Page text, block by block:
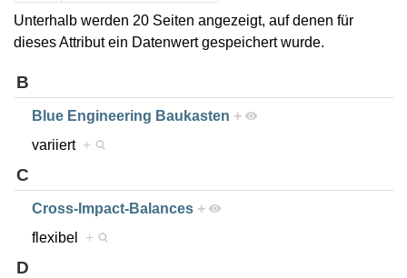
Unterhalb werden 20 Seiten angezeigt, auf denen für
dieses Attribut ein Datenwert gespeichert wurde.
B
Blue Engineering Baukasten +
variiert +
C
Cross-Impact-Balances +
flexibel +
D